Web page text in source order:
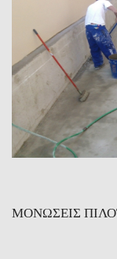
ΜΟΝΩΣΕΙΣ